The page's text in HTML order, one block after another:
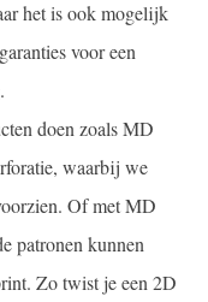
het is ook mogelijk
voor een
doen zoals MD
waarbij we
Of met MD
patronen kunnen
Zo twist je een 2D